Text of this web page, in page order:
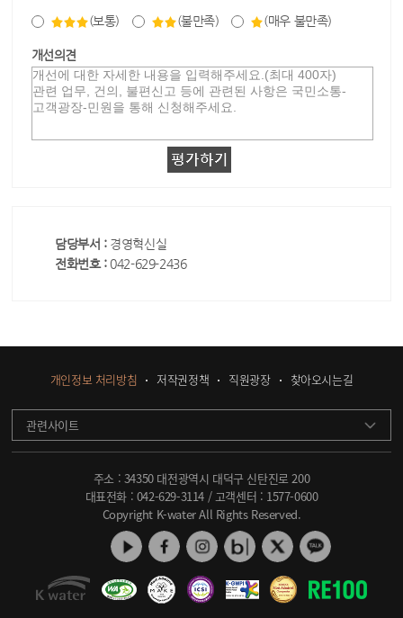
(보통) (불만족) (매우 불만족)
개선의견
담당부서 : 경영혁신실
전화번호 : 042-629-2436
개인정보 처리방침 저작권정책 직원광장 찾아오시는길
관련사이트
주소 : 34350 대전광역시 대덕구 신탄진로 200
대표전화 : 042-629-3114 / 고객센터 : 1577-0600
Copyright K-water All Rights Reserved.